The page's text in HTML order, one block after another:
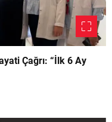
Çağrı: “İlk 6 Ay